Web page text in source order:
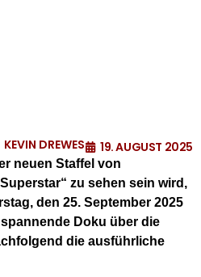
KEVIN DREWES 19. AUGUST 2025
neuen Staffel von
zu sehen sein wird,
den 25. September 2025
Doku über die
die ausführliche